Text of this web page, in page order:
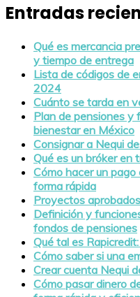
Entradas
Qué es mercancia
y tiempo de entrega
Lista de códigos de
2024
Cuánto se tarda en
Plan de pensiones y
bienestar en México
Consignar a Nequi
Qué es un bróker en
Cómo hacer un
forma rápida
Proyectos
Definición y
fondos de pensiones
Qué tal es
Cómo saber si una
Crear cuenta Nequi
Cómo pasar dinero